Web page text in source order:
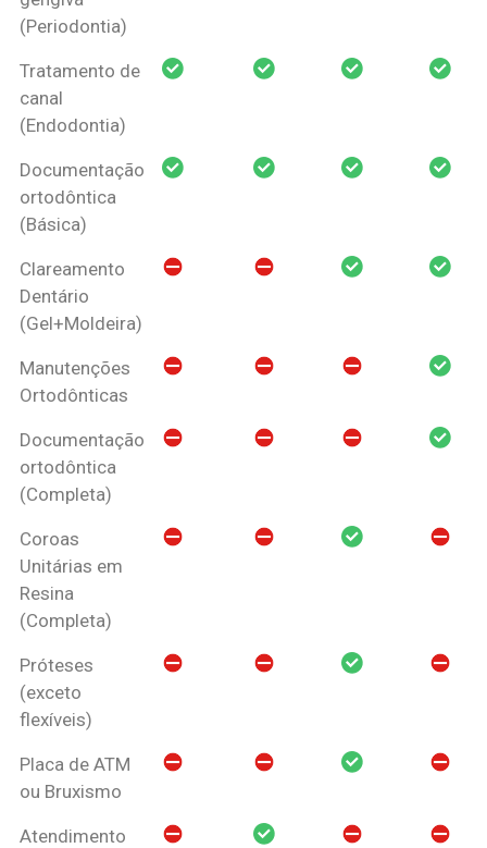
(Periodontia)
Tratamento de
canal
(Endodontia)
Documentação
ortodôntica
(Básica)
Clareamento
Dentário
(Gel+Moldeira)
Manutenções
Ortodônticas
Documentação
ortodôntica
(Completa)
Coroas
Unitárias em
Resina
(Completa)
Próteses
(exceto
flexíveis)
Placa de ATM
ou Bruxismo
Atendimento